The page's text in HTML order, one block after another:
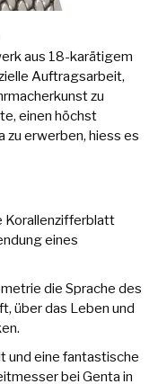
aus 18-karätigem
Auftragsarbeit,
zu
einen höchst
zu erwerben, hiess es
Korallenzifferblatt
eines
die Sprache des
über das Leben und
und eine fantastische
bei Genta in